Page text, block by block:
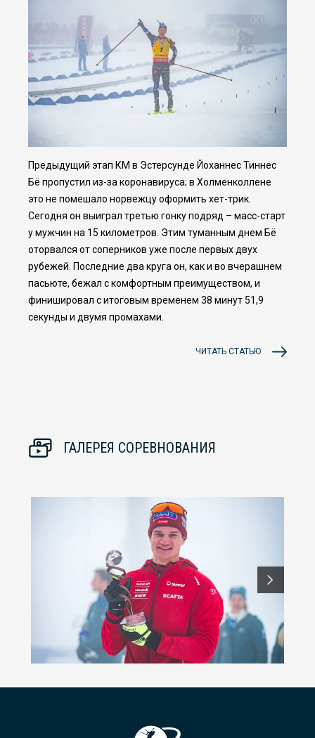
Предыдущий этап КМ в Эстерсунде Йоханнес Тиннес
Бё пропустил из-за коронавируса; в Холменколлене
это не помешало норвежцу оформить хет-трик.
Сегодня он выиграл третью гонку подряд – масс-старт
у мужчин на 15 километров. Этим туманным днем Бё
оторвался от соперников уже после первых двух
рубежей. Последние два круга он, как и во вчерашнем
пасьюте, бежал с комфортным преимуществом, и
финишировал с итоговым временем 38 минут 51,9
секунды и двумя промахами.
ЧИТАТЬ СТАТЬЮ
ГАЛЕРЕЯ СОРЕВНОВАНИЯ